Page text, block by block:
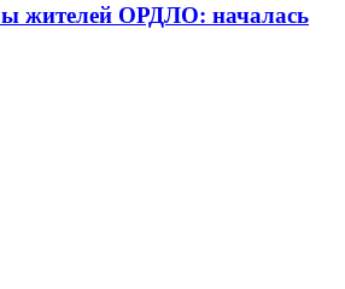
жителей ОРДЛО: началась